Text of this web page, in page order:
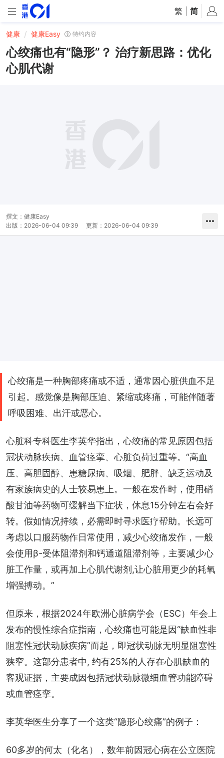
繁 简
健康 健康Easy 特约内容
心绞痛也有“隐形”？ 治疗新思路：优化
心肌代谢
撰文： 健康Easy
出版： 2026-06-04 09:39 更新： 2026-06-04 09:39
心绞痛是一种胸部疼痛或不适，通常因心脏供血不足
引起。感觉像是胸部压迫、紧缩或疼痛，可能伴随著
呼吸困难、出汗或恶心。
心脏科专科医生李英华指出，心绞痛的常见原因包括
冠状动脉疾病、血管痉挛、心脏负荷过重等。“高血
压、高胆固醇、患糖尿病、吸烟、肥胖、缺乏运动及
有家族病史的人士较易患上。一般在发作时，使用硝
酸甘油等药物可缓解当下症状，休息15分钟左右会好
转。假如情况持续，必需即时寻求医疗帮助。长远可
考虑以口服药物作日常使用，减少心绞痛发作，一般
会使用β-受体阻滞剂和钙通道阻滞剂等，主要减少心
脏工作量，或再加上心肌代谢剂,让心脏用更少的耗氧
增强搏动。”
但原来，根据2024年欧洲心脏病学会（ESC）年会上
发布的慢性综合症指南，心绞痛也可能是因“缺血性非
阻塞性冠状动脉疾病”而起，即冠状动脉无明显阻塞性
狭窄。这部分患者中, 约有25%的人存在心肌缺血的
客观证据，主要成因包括冠状动脉微细血管功能障碍
或血管痉挛。
李英华医生分享了一个这类“隐形心绞痛”的例子：
60多岁的何太（化名），数年前因冠心病在公立医院